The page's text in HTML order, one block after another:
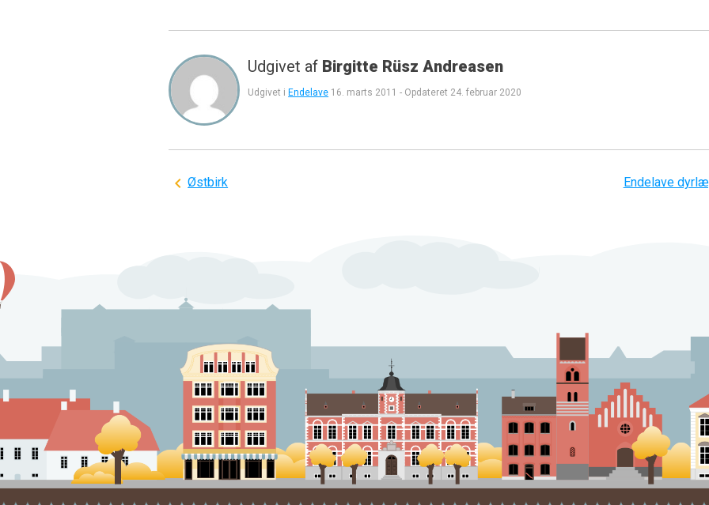
Udgivet af Birgitte Rüsz Andreasen
Udgivet iEndelave 16. marts 2011 - Opdateret 24. februar 2020
Indlægsnavigation
Østbirk Endelave